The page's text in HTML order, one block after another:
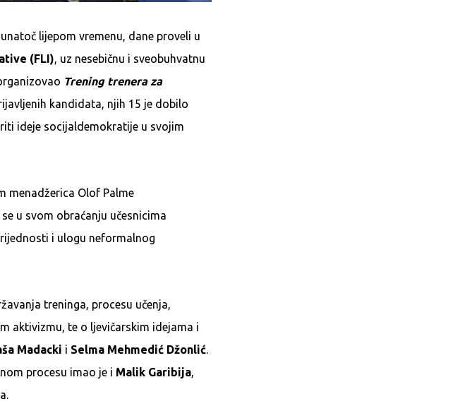
lijepom vremenu, dane proveli u
(FLI), uz nesebičnu i sveobuhvatnu
Trening trenera za
kandidata, njih 15 je dobilo
ideje socijaldemokratije u svojim
menadžerica Olof Palme
u svom obraćanju učesnicima
i ulogu neformalnog
treninga, procesu učenja,
aktivizmu, te o ljevičarskim idejama i
Madacki i Selma Mehmedić Džonlić.
procesu imao je i Malik Garibija,